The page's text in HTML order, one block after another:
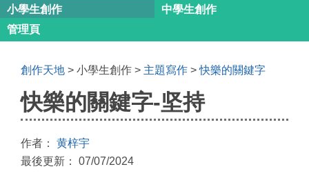
小學生創作
中學生創作
管理頁
創作天地 > 小學生創作 > 主題寫作 >快樂的關鍵字
快樂的關鍵字-坚持
作者： 黄梓宇
最後更新： 07/07/2024